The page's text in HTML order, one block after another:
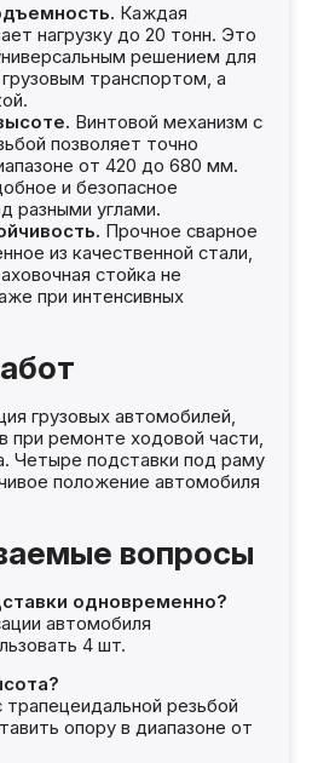
Каждая
нагрузку до 20 тонн. Это
решением для
транспортом, а
Винтовой механизм с
позволяет точно
от 420 до 680 мм.
и безопасное
разными углами.
Прочное сварное
из качественной стали,
стойка не
при интенсивных
грузовых автомобилей,
при ремонте ходовой части,
Четыре подставки под раму
положение автомобиля
вопросы
одновременно?
автомобиля
4 шт.
резьбой
опору в диапазоне от